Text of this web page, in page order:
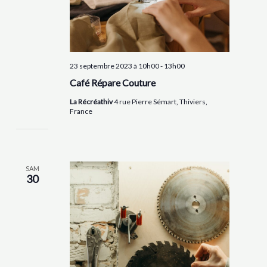
Café Répare Couture
23 septembre 2023 à 10h00- 13h00
La Récréathiv4 rue Pierre Sémart, Thiviers,
France
SAM
30